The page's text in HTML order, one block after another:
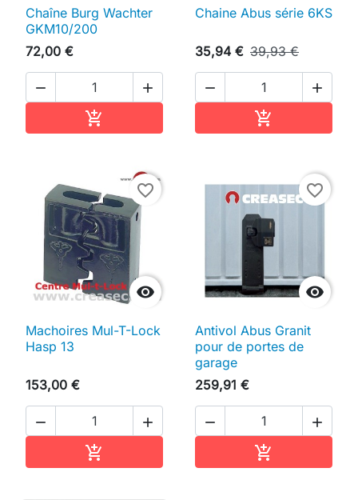
Chaîne Burg Wachter
GKM10/200
72,00 €
 

Chaine Abus série 6KS
35,94 € 39,93 €
 


favorite_border
Machoires Mul-T-Lock
Hasp 13
153,00 €
 


favorite_border
Antivol Abus Granit
pour de portes de
garage
259,91 €
 
